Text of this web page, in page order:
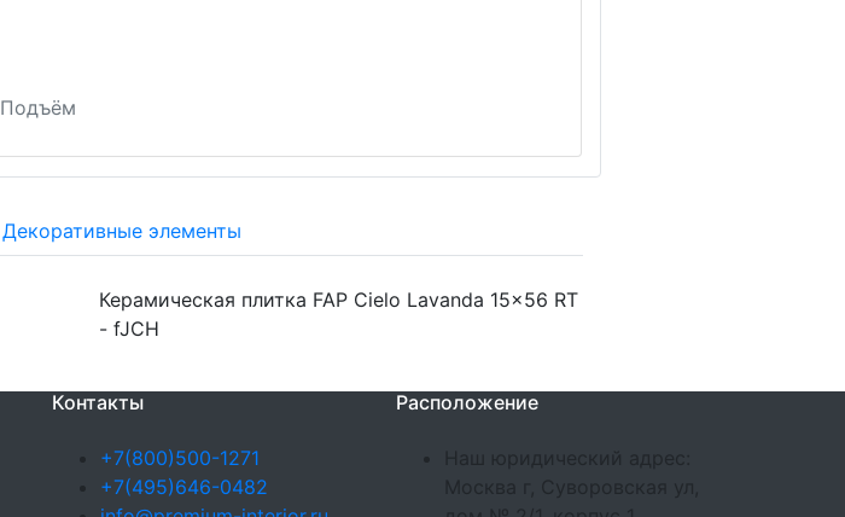
Подъём
Декоративные элементы
Керамическая плитка FAP Cielo Lavanda 15x56 RT
- fJCH
Контакты
+7(800)500-1271
+7(495)646-0482
Расположение
Наш юридический адрес:
Москва г, Суворовская ул,